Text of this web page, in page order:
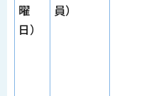
曜
日）
員）